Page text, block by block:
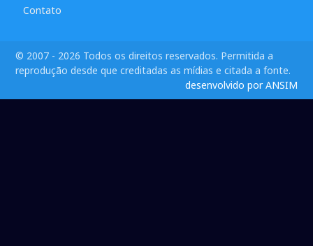
Contato
© 2007 - 2026 Todos os direitos reservados. Permitida a
reprodução desde que creditadas as mídias e citada a fonte.
desenvolvido por ANSIM